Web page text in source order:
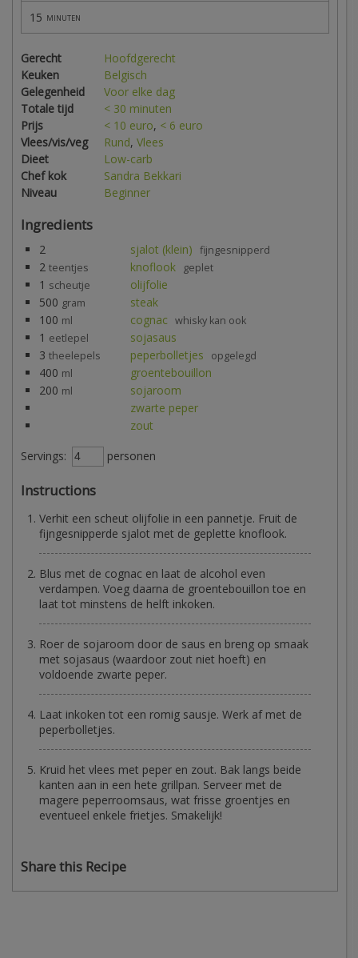
15 minuten
Gerecht
Hoofdgerecht
Keuken
Belgisch
Gelegenheid
Voor elke dag
Totale tijd
< 30 minuten
Prijs
< 10 euro, < 6 euro
Vlees/vis/veg
Rund, Vlees
Dieet
Low-carb
Chef kok
Sandra Bekkari
Niveau
Beginner
Ingredients
2 sjalot (klein) fijngesnipperd
2 teentjes knoflook geplet
1 scheutje
olijfolie
500 gram
steak
100 ml cognac whisky kan ook
1 eetlepel
sojasaus
3 theelepels peperbolletjes opgelegd
400 ml
groentebouillon
200 ml
sojaroom
zwarte peper
zout
Servings:
personen
Instructions
Verhit een scheut olijfolie in een pannetje. Fruit de
fijngesnipperde sjalot met de geplette knoflook.
Blus met de cognac en laat de alcohol even
verdampen. Voeg daarna de groentebouillon toe en
laat tot minstens de helft inkoken.
Roer de sojaroom door de saus en breng op smaak
met sojasaus (waardoor zout niet hoeft) en
voldoende zwarte peper.
Laat inkoken tot een romig sausje. Werk af met de
peperbolletjes.
Kruid het vlees met peper en zout. Bak langs beide
kanten aan in een hete grillpan. Serveer met de
magere peperroomsaus, wat frisse groentjes en
eventueel enkele frietjes. Smakelijk!
Share this Recipe